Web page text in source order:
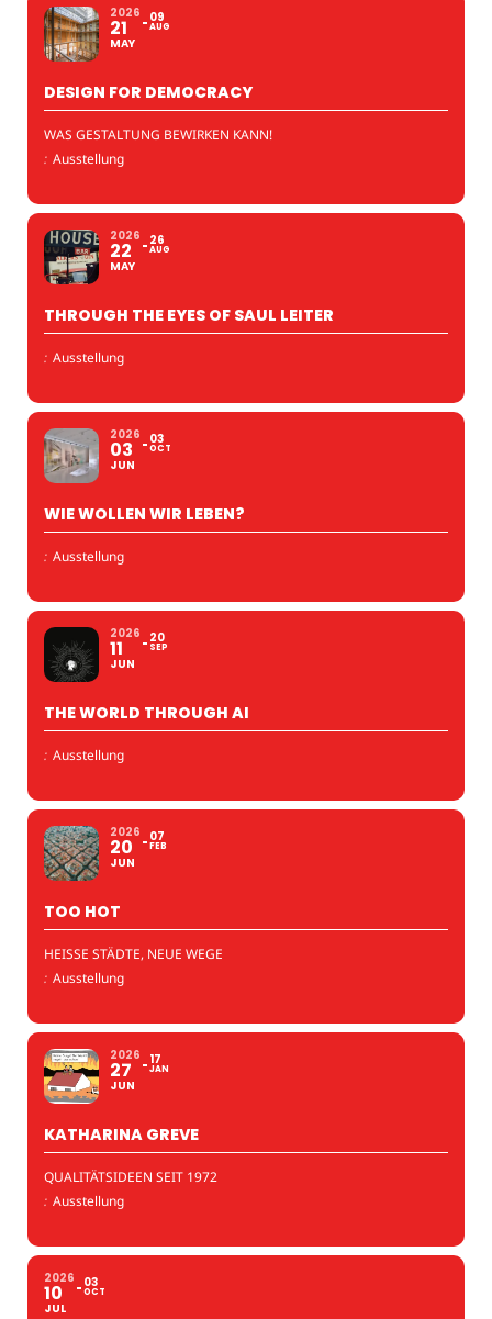
2026
21
MAY
09
AUG
DESIGN FOR DEMOCRACY
WAS GESTALTUNG BEWIRKEN KANN!
: Ausstellung
2026
22
MAY
26
AUG
THROUGH THE EYES OF SAUL LEITER
: Ausstellung
2026
03
JUN
03
OCT
WIE WOLLEN WIR LEBEN?
: Ausstellung
2026
11
JUN
20
SEP
THE WORLD THROUGH AI
: Ausstellung
2026
20
JUN
07
FEB
TOO HOT
HEISSE STÄDTE, NEUE WEGE
: Ausstellung
2026
27
JUN
17
JAN
KATHARINA GREVE
QUALITÄTSIDEEN SEIT 1972
: Ausstellung
2026
10
JUL
03
OCT